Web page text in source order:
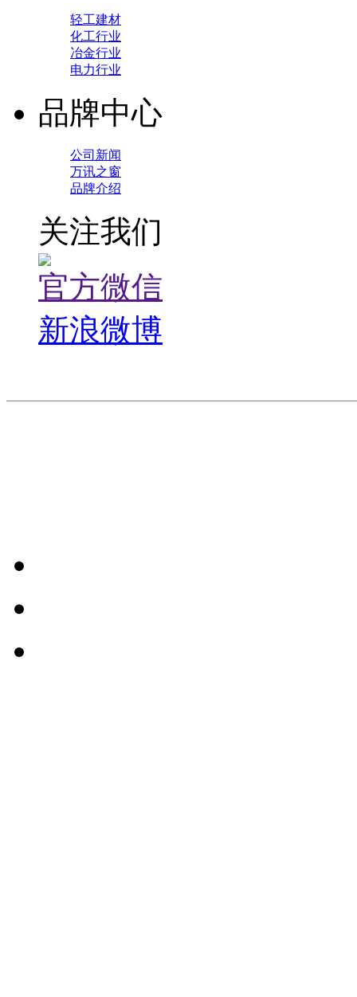
轻工建材
化工行业
冶金行业
电力行业
品牌中心
公司新闻
万讯之窗
品牌介绍
关注我们
官方微信
新浪微博